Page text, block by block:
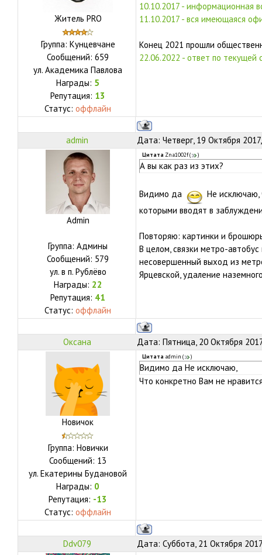
Житель PRO
Группа: Кунцевчане
Сообщений: 659
ул. Академика Павлова
Награды: 5
Репутация: 13
Статус: оффлайн
10.10.2017 - информационная
11.10.2017 - вся имеющаяся
Конец 2021 прошли
22.06.2022 - ответ по текущей
admin Дата: Четверг, 19 Октября
Admin
Группа: Админы
Сообщений: 579
ул. в п. Рублёво
Награды: 22
Репутация: 41
Статус: оффлайн
Цитата Zna1002f( )
А вы как раз из этих?
Видимо да
Не исключаю,
которыми вводят в
Повторяю: картинки и
В целом, связки метро-
несовершенный выход из
Ярцевской, удаление
Оксана Дата: Пятница, 20 Октября
Новичок
Группа: Новички
Сообщений: 13
ул. Екатерины Будановой
Награды: 0
Репутация: -13
Статус: оффлайн
Цитата admin ( )
Видимо да Не исключаю,
Что конкретно Вам не
Ddv079 Дата: Суббота, 21 Октября